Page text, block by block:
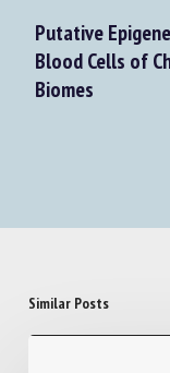
Putative
Blood Cells of
Biomes
Similar Posts